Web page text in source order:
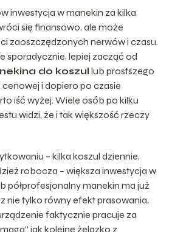
inwestycja w manekin za kilka
się finansowo, ale może
zaoszczędzonych nerwów i czasu.
sporadycznie, lepiej zacząć od
do koszul lub prostszego
cenowej i dopiero po czasie
iść wyżej. Wiele osób po kilku
widzi, że i tak większość rzeczy
– kilka koszul dziennie,
robocza – większa inwestycja w
półprofesjonalny manekin ma już
nie tylko równy efekt prasowania,
faktycznie pracuje za
jak kolejne żelazko z